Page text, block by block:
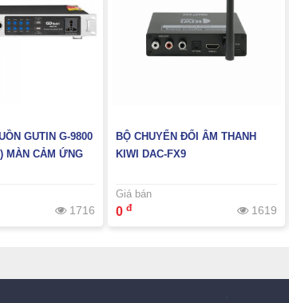
GUTIN G-9800
MÀN CẢM ỨNG
1716
BỘ CHUYỂN ĐỔI ÂM THANH
KIWI DAC-FX9
Giá bán
0 đ 1619